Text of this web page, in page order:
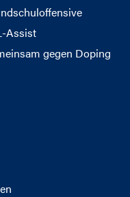
Assist
gegen Doping